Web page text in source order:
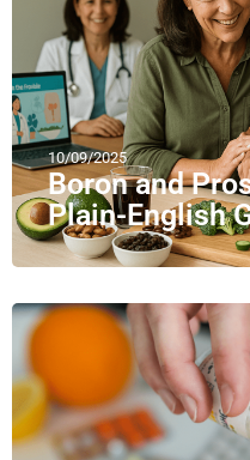
10/09/2025
Boron and
Plain-English